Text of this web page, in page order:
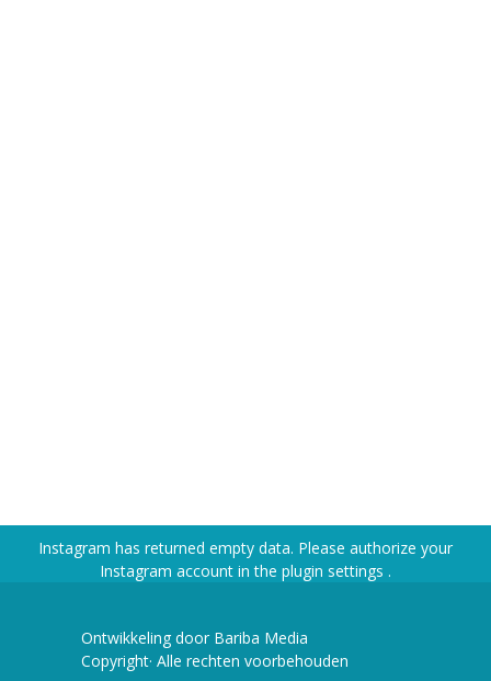
Instagram has returned empty data. Please authorize your
Instagram account in the plugin settings .
Ontwikkeling door Bariba Media
Copyright· Alle rechten voorbehouden